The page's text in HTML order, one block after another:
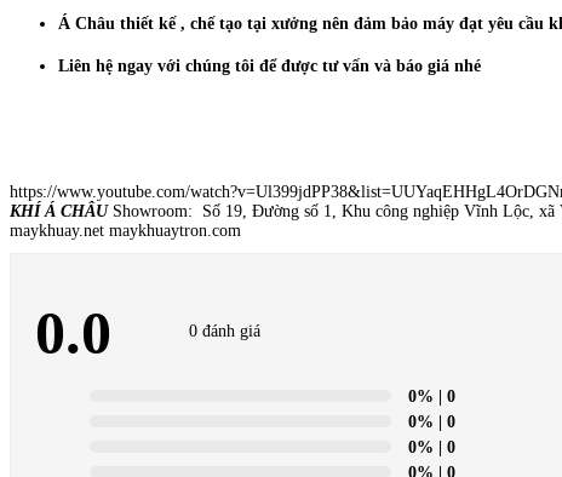
Á Châu thiết kế , chế tạo tại xưởng nên đảm bảo máy đạt yêu cầu
Liên hệ ngay với chúng tôi để được tư vấn và báo giá nhé
https://www.youtube.com/
KHÍ Á CHÂUShowroom: Số 19, Đường số 1, Khu công nghiệp Vĩnh Lộc,
maykhuay.net maykhuaytron.com
0.0 0 đánh giá
0% | 0
0% | 0
0% | 0
0% | 0